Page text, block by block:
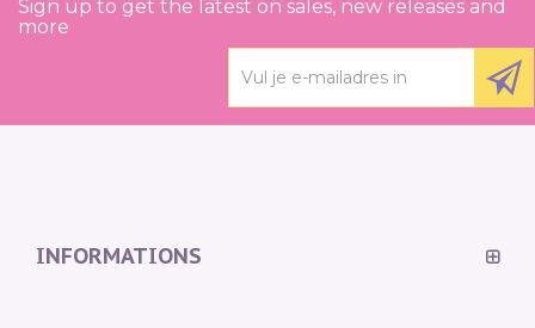
Sign up to get the latest on sales, new releases and
more
INFORMATIONS